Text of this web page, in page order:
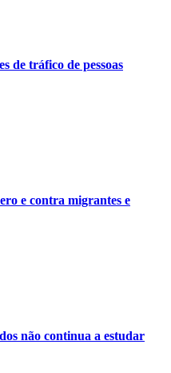
de tráfico de pessoas
e contra migrantes e
não continua a estudar